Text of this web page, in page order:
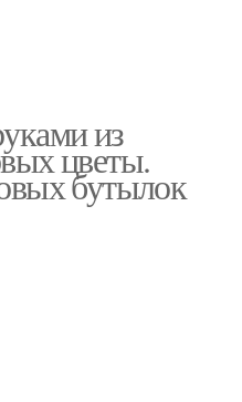
из
цветы.
бутылок